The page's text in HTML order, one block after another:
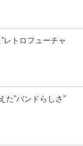
トロフューチャ
た”バンドらしさ”